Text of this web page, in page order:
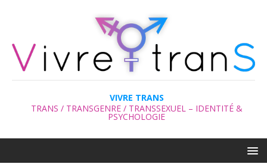
VIVRE TRANS
TRANS / TRANSGENRE / TRANSSEXUEL – IDENTITÉ &
PSYCHOLOGIE